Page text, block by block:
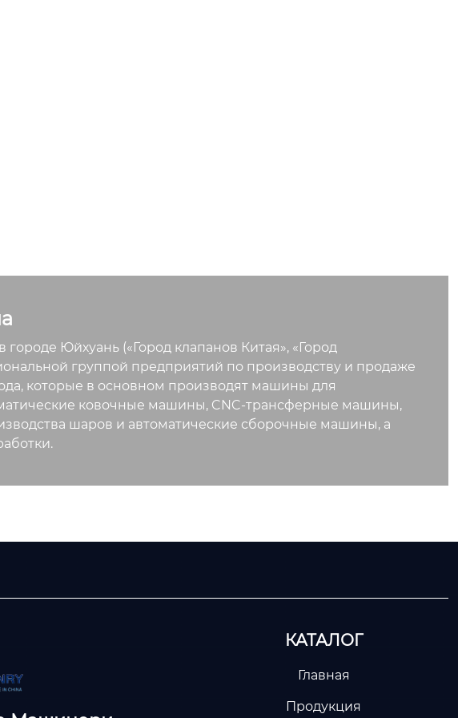
Юйхуань («Город клапанов Китая», «Город
группой предприятий по производству и продаже
которые в основном производят машины для
ковочные машины, CNC-трансферные машины,
шаров и автоматические сборочные машины, а
КАТАЛОГ
Главная
Продукция